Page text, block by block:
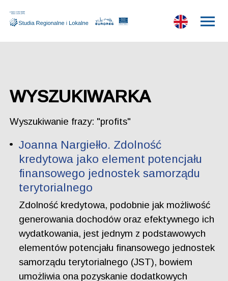
WYSZUKIWARKA
Wyszukiwanie frazy: "profits"
Joanna Nargiełło. Zdolność
kredytowa jako element potencjału
finansowego jednostek samorządu
terytorialnego
Zdolność kredytowa, podobnie jak możliwość
generowania dochodów oraz efektywnego ich
wydatkowania, jest jednym z podstawowych
elementów potencjału finansowego jednostek
samorządu terytorialnego (JST), bowiem
umożliwia ona pozyskanie dodatkowych